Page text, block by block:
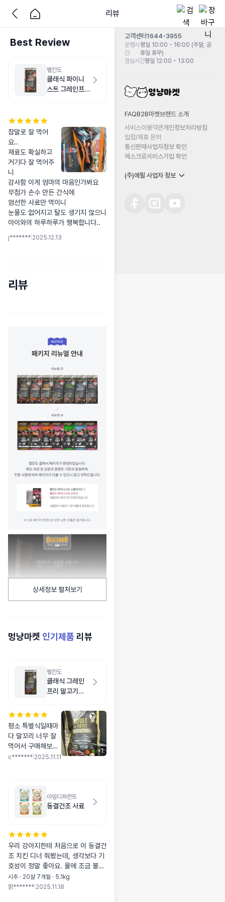
리뷰
Best Review
벨칸도
클래식 파이니
스트 그레인프
참말로 잘 먹어
요..
재료도 확실하고
거기다 잘 먹어주
니
감사함 이게 엄마의 마음인가봐요
무첨가 손수 만든 간식에
엄선한 사료만 먹이니
눈물도 없어지고 탈도 생기지 않으니
아이와의 하루하루가 행복합니다..
j******* 2025.12.13
리뷰
상세정보 펼쳐보기
멍냥마켓 인기제품 리뷰
벨칸도
클래식 그레인
프리 말고기
평소 특별식일때마
다 말꼬리 너무 잘
먹어서 구매해보았
어요! 일단 저희 강
않은 단백질과 지방
이라서 선택하게되
었고요. 저희는 가
섞어주어서 과하지
않은 선에서 영양분
을 맞추기에 딱 좋
더라구요! 알아 진
짜 코스트코 마그네
슘처럼 크긴한데;;
c******* 2025.11.11
+1
아임디퍼런트
동결건조 사료
우리 강아지한테 처음으로 이 동결건
조 치킨 디너 줘봤는데, 생각보다 기
호성이 정말 좋아요. 물에 조금 불려
주니까 촉촉해져서 소화도 잘 되는
것 같고, 토핑으로 올려줘도 엄청 잘
시추 · 20살 7개월 · 5.1kg
맑******* 2025.11.18
고객센터1644-3955
운영시
간
평일 10:00 - 16:00 (주말, 공
휴일 휴무)
점심시간평일 12:00 - 13:00
FAQB2B마켓 브랜드 소개
서비스이용약관개인정보처리방침
입점/제휴 문의
통신판매사업자정보 확인
에스크로서비스가입 확인
(주)에필 사업자 정보